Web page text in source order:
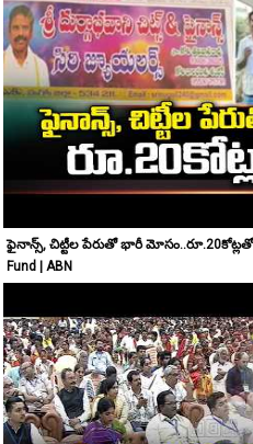
ఫైనాన్స్, చిట్టీల పేరుతో భారీ మోసం..రూ.20కోట్లతో
Fund | ABN